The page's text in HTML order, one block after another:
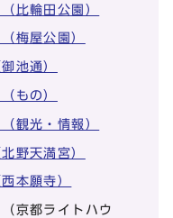
比輪田公園）
梅屋公園）
池通）
もの）
観光・情報）
野天満宮）
本願寺）
京都ライトハウ